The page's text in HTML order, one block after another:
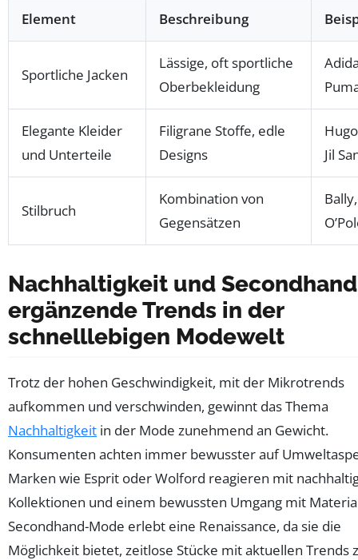
Element Beschreibung
Sportliche Jacken
Lässige, oft sportliche
Oberbekleidung
Elegante Kleider
und Unterteile
Filigrane Stoffe, edle
Designs
Jil
Stilbruch
Kombination von
Gegensätzen
Nachhaltigkeit und
ergänzende Trends in der
schnelllebigen Modewelt
Trotz der hohen Geschwindigkeit, mit der Mikrotrends
aufkommen und verschwinden, gewinnt das Thema
Nachhaltigkeit in der Mode zunehmend an Gewicht.
Konsumenten achten immer bewusster auf
Marken wie Esprit oder Wolford reagieren mit
Kollektionen und einem bewussten Umgang mit
Secondhand-Mode erlebt eine Renaissance, da sie die
Möglichkeit bietet, zeitlose Stücke mit aktuellen Trends